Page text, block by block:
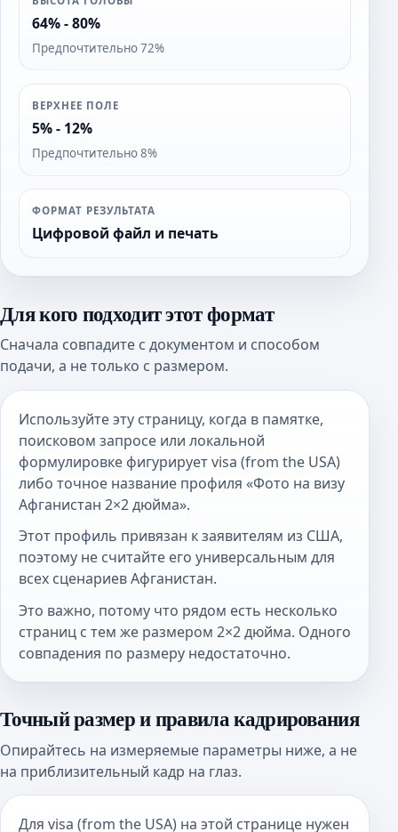
64% - 80%
Предпочтительно 72%
ВЕРХНЕЕ ПОЛЕ
5% - 12%
Предпочтительно 8%
ФОРМАТ РЕЗУЛЬТАТА
Цифровой файл и печать
Для кого подходит этот формат
Сначала совпадите с документом и способом
подачи, а не только с размером.
Используйте эту страницу, когда в памятке,
поисковом запросе или локальной
формулировке фигурирует visa (from the USA)
либо точное название профиля «Фото на визу
Афганистан 2×2 дюйма».
Этот профиль привязан к заявителям из США,
поэтому не считайте его универсальным для
всех сценариев Афганистан.
Это важно, потому что рядом есть несколько
страниц с тем же размером 2×2 дюйма. Одного
совпадения по размеру недостаточно.
Точный размер и правила кадрирования
Опирайтесь на измеряемые параметры ниже, а не
на приблизительный кадр на глаз.
Для visa (from the USA) на этой странице нужен